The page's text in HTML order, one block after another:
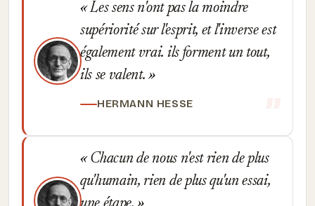
Les sens n'ont pas la moindre
supériorité sur l'esprit, et l'inverse est
également vrai. ils forment un tout,
ils se valent.
HERMANN HESSE
Chacun de nous n'est rien de plus
qu'humain, rien de plus qu'un essai,